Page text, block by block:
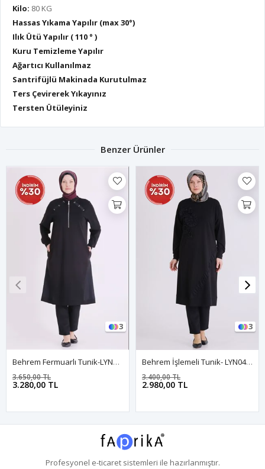
Kilo: 80 KG
Hassas Yıkama Yapılır (max 30°)
Ilık Ütü Yapılır ( 110 ° )
Kuru Temizleme Yapılır
Ağartıcı Kullanılmaz
Santrifüjlü Makinada Kurutulmaz
Ters Çevirerek Yıkayınız
Tersten Ütüleyiniz
Benzer Ürünler
3
Behrem Fermuarlı Tunik-LYN04688 Siyah
3.280,00 TL
3.650,00 TL
3
Behrem İşlemeli Tunik- LYN04428 Siyah
2.980,00 TL
3.400,00 TL
Profesyonel e-ticaretsistemleri ile hazırlanmıştır.